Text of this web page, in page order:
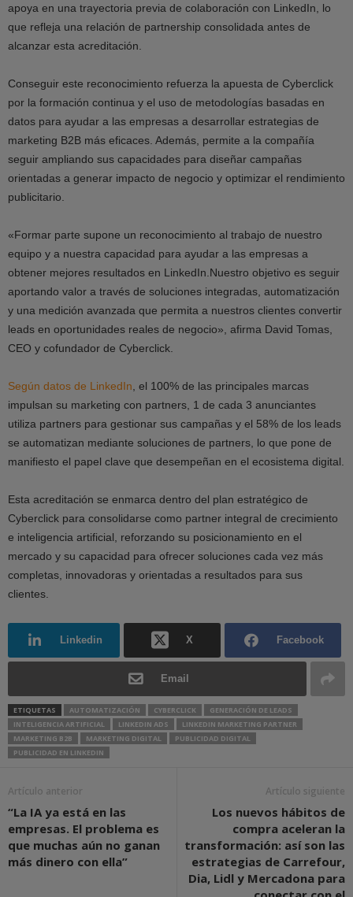
apoya en una trayectoria previa de colaboración con LinkedIn, lo
que refleja una relación de partnership consolidada antes de
alcanzar esta acreditación.
Conseguir este reconocimiento refuerza la apuesta de Cyberclick
por la formación continua y el uso de metodologías basadas en
datos para ayudar a las empresas a desarrollar estrategias de
marketing B2B más eficaces. Además, permite a la compañía
seguir ampliando sus capacidades para diseñar campañas
orientadas a generar impacto de negocio y optimizar el rendimiento
publicitario.
«Formar parte supone un reconocimiento al trabajo de nuestro
equipo y a nuestra capacidad para ayudar a las empresas a
obtener mejores resultados en LinkedIn.Nuestro objetivo es seguir
aportando valor a través de soluciones integradas, automatización
y una medición avanzada que permita a nuestros clientes convertir
leads en oportunidades reales de negocio», afirma David Tomas,
CEO y cofundador de Cyberclick.
Según datos de LinkedIn , el 100% de las principales marcas
impulsan su marketing con partners, 1 de cada 3 anunciantes
utiliza partners para gestionar sus campañas y el 58% de los leads
se automatizan mediante soluciones de partners, lo que pone de
manifiesto el papel clave que desempeñan en el ecosistema digital.
Esta acreditación se enmarca dentro del plan estratégico de
Cyberclick para consolidarse como partner integral de crecimiento
e inteligencia artificial, reforzando su posicionamiento en el
mercado y su capacidad para ofrecer soluciones cada vez más
completas, innovadoras y orientadas a resultados para sus
clientes.
Linkedin X Facebook
Email
ETIQUETAS AUTOMATIZACIÓN CYBERCLICK
GENERACIÓN DE LEADS
INTELIGENCIA ARTIFICIAL
LINKEDIN ADS
LINKEDIN MARKETING PARTNER
MARKETING B2B
MARKETING DIGITAL
PUBLICIDAD DIGITAL
PUBLICIDAD EN LINKEDIN
Artículo anterior
“La IA ya está en las
empresas. El problema es
que muchas aún no ganan
más dinero con ella”
Artículo siguiente
Los nuevos hábitos de
compra aceleran la
transformación: así son las
estrategias de Carrefour,
Dia, Lidl y Mercadona para